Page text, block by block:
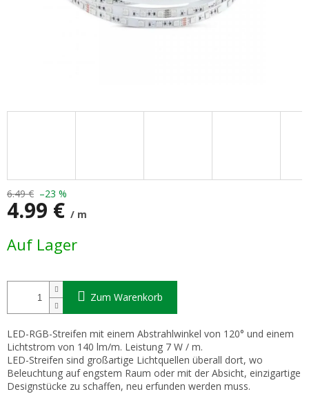
6.49 € –23 %
4.99 € / m
Auf Lager
Zum Warenkorb
LED-RGB-Streifen mit einem Abstrahlwinkel von 120° und einem
Lichtstrom von 140 lm/m. Leistung 7 W / m.
LED-Streifen sind großartige Lichtquellen überall dort, wo
Beleuchtung auf engstem Raum oder mit der Absicht, einzigartige
Designstücke zu schaffen, neu erfunden werden muss.